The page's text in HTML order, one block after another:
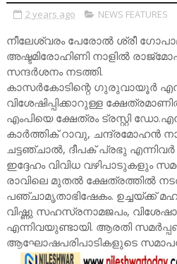
2 years ago NEWS FEATURES
നീലേശ്വരം പേരോൽ ശ്രീ
അഷ്ടമിരോഹിണി നാളിൽ
സന്ദർശനം നടത്തി.
കാസർകോടിന്റെ ഗുരുവായൂർ
വിശേഷിപ്പിക്കാറുള്ള
എംപിയെ ക്ഷേത്രം ട്രസ്റ്റി
കാർത്തിക് റാവു, ചന്ദ്രമോഹൻ
ചട്ടഞ്ചാൽ, ദീപക് പ്രഭു എന്നിവർ
ഇദ്ദേഹം വിവിധ വഴിപാടുകളും
രാവിലെ മുതൽ ക്ഷേത്രത്തിൽ
പഞ്ചാമൃതാഭിഷേകം. ഉച്ചയ്ക്ക്
വിഷ്ണു സഹസ്രനാമജപം,
എന്നിവയുണ്ടായി. ആരതി
ആഘോഷപരിപാടികളുടെ